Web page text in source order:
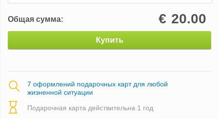
Общая сумма: 20.00
€
Купить
7 оформлений подарочных карт для любой
жизненной ситуации
Подарочная карта действительна 1 год